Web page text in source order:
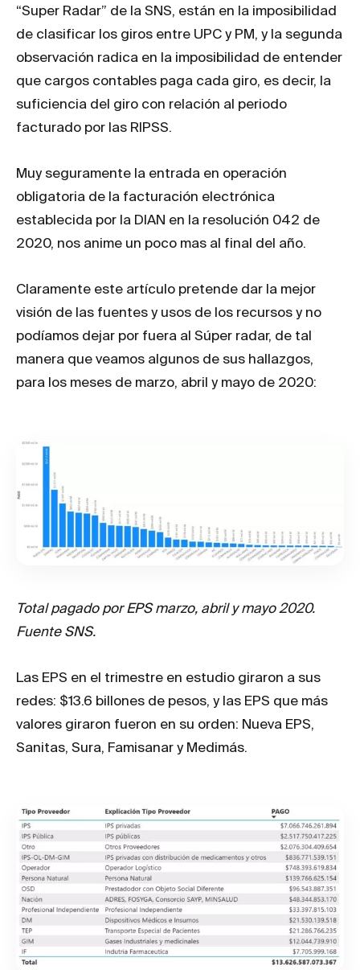
“Super Radar” de la SNS, están en la imposibilidad
de clasificar los giros entre UPC y PM, y la segunda
observación radica en la imposibilidad de entender
que cargos contables paga cada giro, es decir, la
suficiencia del giro con relación al periodo
facturado por las RIPSS.
Muy seguramente la entrada en operación
obligatoria de la facturación electrónica
establecida por la DIAN en la resolución 042 de
2020, nos anime un poco mas al final del año.
Claramente este artículo pretende dar la mejor
visión de las fuentes y usos de los recursos y no
podíamos dejar por fuera al Súper radar, de tal
manera que veamos algunos de sus hallazgos,
para los meses de marzo, abril y mayo de 2020:
Total pagado por EPS marzo, abril y mayo 2020.
Fuente SNS.
Las EPS en el trimestre en estudio giraron a sus
redes: $13.6 billones de pesos, y las EPS que más
valores giraron fueron en su orden: Nueva EPS,
Sanitas, Sura, Famisanar y Medimás.